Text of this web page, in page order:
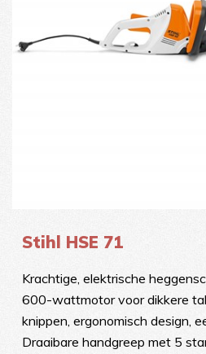
Stihl HSE 71
Krachtige, elektrische
600-wattmotor voor dikkere
knippen, ergonomisch design,
Draaibare handgreep met 5